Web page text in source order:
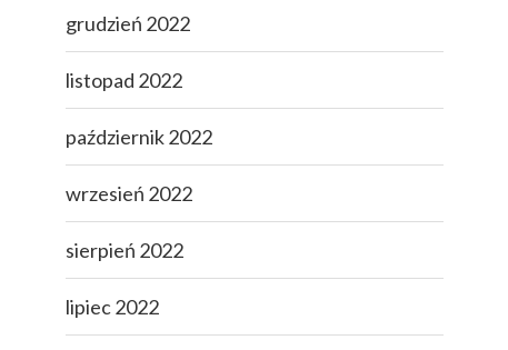
grudzień 2022
listopad 2022
październik 2022
wrzesień 2022
sierpień 2022
lipiec 2022